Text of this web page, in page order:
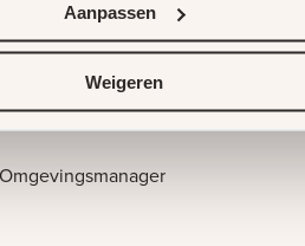
Aanpassen
Weigeren
omgevingsmanager via